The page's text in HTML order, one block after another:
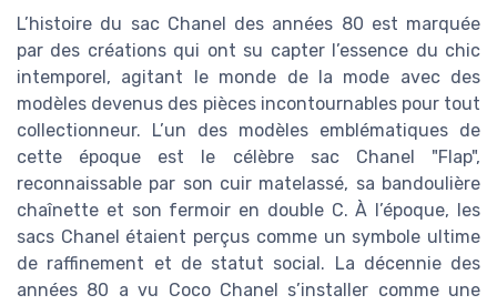
L’histoire du sac Chanel des années 80 est marquée
par des créations qui ont su capter l’essence du chic
intemporel, agitant le monde de la mode avec des
modèles devenus des pièces incontournables pour tout
collectionneur. L’un des modèles emblématiques de
cette époque est le célèbre sac Chanel "Flap",
reconnaissable par son cuir matelassé, sa bandoulière
chaînette et son fermoir en double C. À l’époque, les
sacs Chanel étaient perçus comme un symbole ultime
de raffinement et de statut social. La décennie des
années 80 a vu Coco Chanel s’installer comme une